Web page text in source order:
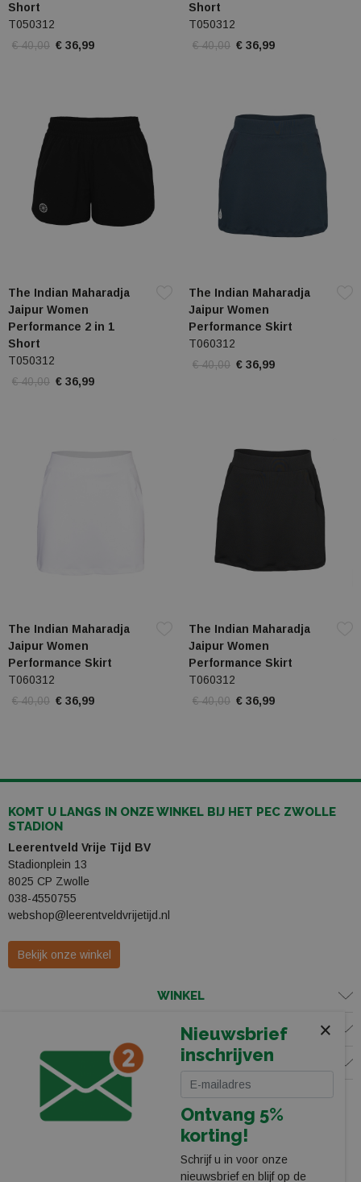
Short
T050312
€ 40,00 € 36,99
Short
T050312
€ 40,00 € 36,99
The Indian Maharadja
Jaipur Women
Performance 2 in 1
Short
T050312
€ 40,00 € 36,99
The Indian Maharadja
Jaipur Women
Performance Skirt
T060312
€ 40,00 € 36,99
The Indian Maharadja
Jaipur Women
Performance Skirt
T060312
€ 40,00 € 36,99
The Indian Maharadja
Jaipur Women
Performance Skirt
T060312
€ 40,00 € 36,99
KOMT U LANGS IN ONZE WINKEL BIJ HET PEC ZWOLLE
STADION
Leerentveld Vrije Tijd BV
Stadionplein 13
8025 CP Zwolle
038-4550755
webshop@leerentveldvrijetijd.nl
Bekijk onze winkel
WINKEL
KLANTENSERVICE
VOLG ONS
×
Nieuwsbrief
inschrijven
Ontvang 5%
korting!
Schrijf u in voor onze
nieuwsbrief en blijf op de